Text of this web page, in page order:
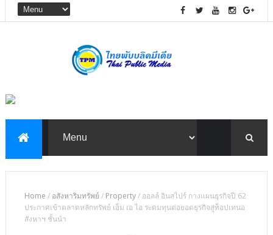
Home / อสังหาริมทรัพย์ / Property/ ออลล์ อินสไปร์ กางแผนธุรกิจปี 62
ประกาศเข้าตลาดหลักทรัพย์ เอ็ม เอ ไอ ระดมทุนต่อยอดธุรกิจสู่ท็อปเทนอ
สังหาฯ ชั้นนำ